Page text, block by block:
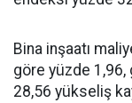
Bina inşaatı
göre yüzde 1,96,
28,56 yükseliş